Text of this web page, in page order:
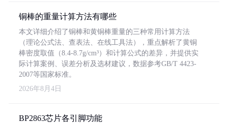
铜棒的重量计算方法有哪些
本文详细介绍了铜棒和黄铜棒重量的三种常用计算方法
（理论公式法、查表法、在线工具法），重点解析了黄铜
棒密度取值（8.4-8.7g/cm³）和计算公式的差异，并提供实
际计算案例、误差分析及选材建议，数据参考GB/T 4423-
2007等国家标准。
2026年8月4日
BP2863芯片各引脚功能